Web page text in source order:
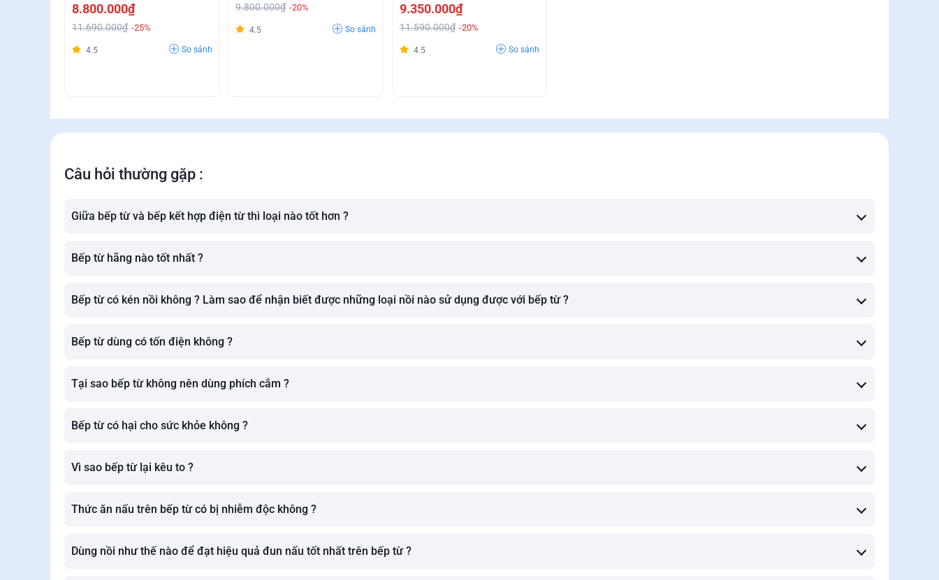
8.800.000₫
11.690.000₫ -25%
4.5 So sánh
9.800.000₫ -20%
4.5 So sánh
9.350.000₫
11.590.000₫ -20%
4.5 So sánh
Câu hỏi thường gặp :
Giữa bếp từ và bếp kết hợp điện từ thì loại nào tốt hơn ?
Bếp từ hãng nào tốt nhất ?
Bếp từ có kén nồi không ? Làm sao để nhận biết được những loại nồi nào sử dụng được với bếp từ ?
Bếp từ dùng có tốn điện không ?
Tại sao bếp từ không nên dùng phích cắm ?
Bếp từ có hại cho sức khỏe không ?
Vì sao bếp từ lại kêu to ?
Thức ăn nấu trên bếp từ có bị nhiễm độc không ?
Dùng nồi như thế nào để đạt hiệu quả đun nấu tốt nhất trên bếp từ ?